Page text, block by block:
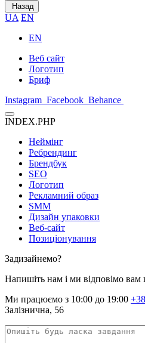
Назад
UA EN
EN
Веб сайт
Логотип
Бриф
Instagram Facebook Behance
INDEX.PHP
Неймінг
Ребрендинг
Брендбук
SEO
Логотип
Рекламний образ
SMM
Дизайн упаковки
Веб-сайт
Позиціонування
Задизайнемо?
Напишіть нам і ми відповімо вам
Ми працюємо з 10:00 до 19:00
Залізнична, 56